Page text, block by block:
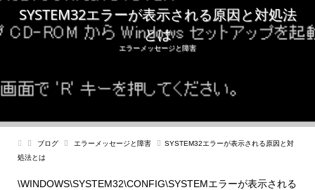
SYSTEM32エラーが表示される原因と対処法
とは
エラーメッセージと障害
ブログ エラーメッセージと障害
SYSTEM32エラーが表示される原因と対
処法とは
\WINDOWS\SYSTEM32\CONFIG\SYSTEMエラーが表示される